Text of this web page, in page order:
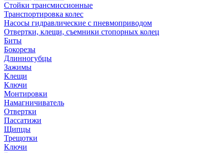
Стойки трансмиссионные
Транспортировка колес
Насосы гидравлические с пневмоприводом
Отвертки, клещи, съемники стопорных колец
Биты
Бокорезы
Длинногубцы
Зажимы
Клещи
Ключи
Монтировки
Намагничиватель
Отвертки
Пассатижи
Щипцы
Трещотки
Ключи